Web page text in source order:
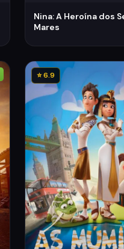
Nina: A Heroína dos
Mares
⭐ 6.9